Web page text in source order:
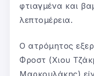
φτιαγμένα και
λεπτομέρεια.
Ο ατρόμητος
Φροστ (Χιου
Μαρκουλάκης)